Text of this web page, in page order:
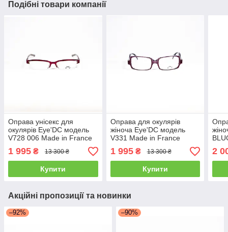
Подібні товари компанії
Оправа унісекс для
окулярів Eye'DC модель
V728 006 Made in France
1 995 ₴ 13 300 ₴
Купити
Оправа для окулярів
жіноча Eye'DC модель
V331 Made in France
1 995₴ 13 300 ₴
Купити
2
Акційні пропозиції та новинки
–92% –90%